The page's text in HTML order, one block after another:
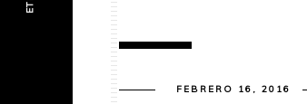
FEBRERO 16, 2016